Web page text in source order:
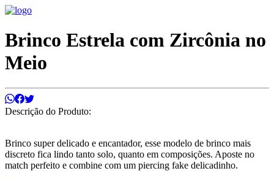
Brinco Estrela com Zircônia no
Meio
Descrição do Produto:
Brinco super delicado e encantador, esse modelo de brinco mais
discreto fica lindo tanto solo, quanto em composições. Aposte no
match perfeito e combine com um piercing fake delicadinho.